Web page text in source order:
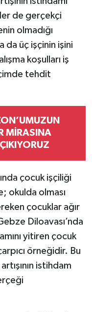
de gerçekçi
olmadığı
da üç işçinin işini
koşulları iş
tehdit
MİRASINA
çocuk işçiliği
okulda olması
çocuklar ağır
Diloavası’nda
yitiren çocuk
örneğidir. Bu
istihdam